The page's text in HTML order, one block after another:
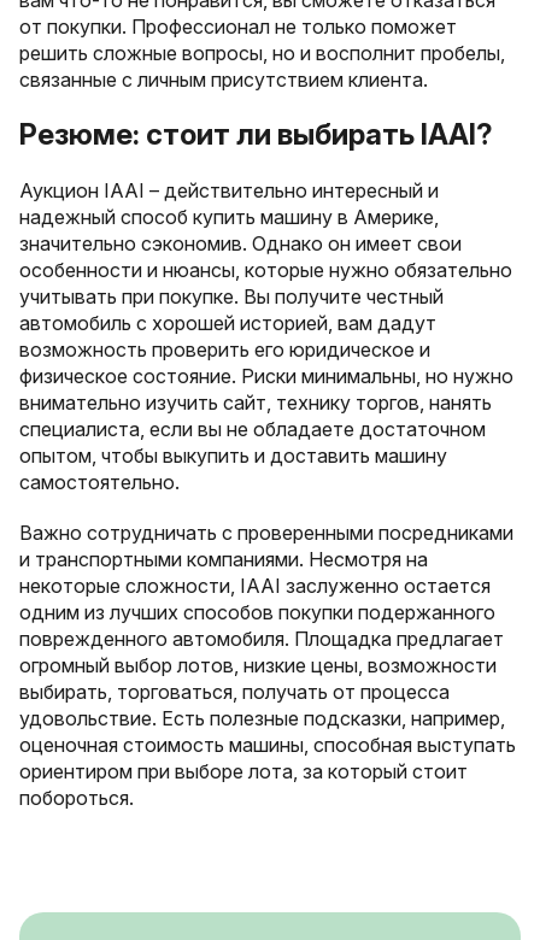
от покупки. Профессионал не только поможет
решить сложные вопросы, но и восполнит пробелы,
связанные с личным присутствием клиента.
Резюме: стоит ли выбирать IAAI?
Аукцион IAAI – действительно интересный и
надежный способ купить машину в Америке,
значительно сэкономив. Однако он имеет свои
особенности и нюансы, которые нужно обязательно
учитывать при покупке. Вы получите честный
автомобиль с хорошей историей, вам дадут
возможность проверить его юридическое и
физическое состояние. Риски минимальны, но нужно
внимательно изучить сайт, технику торгов, нанять
специалиста, если вы не обладаете достаточном
опытом, чтобы выкупить и доставить машину
самостоятельно.
Важно сотрудничать с проверенными посредниками
и транспортными компаниями. Несмотря на
некоторые сложности, IAAI заслуженно остается
одним из лучших способов покупки подержанного
поврежденного автомобиля. Площадка предлагает
огромный выбор лотов, низкие цены, возможности
выбирать, торговаться, получать от процесса
удовольствие. Есть полезные подсказки, например,
оценочная стоимость машины, способная выступать
ориентиром при выборе лота, за который стоит
побороться.